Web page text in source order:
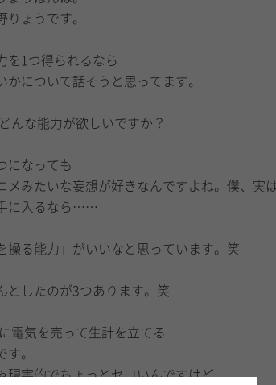
りょうです。
を1つ得られるなら
かについて話そうと思ってます。
んな能力が欲しいですか？
になっても
メみたいな妄想が好きなんですよね。僕、実
に入るなら……
操る能力」がいいなと思っています。笑
としたのが3つあります。笑
電気を売って生計を立てる
す。
現実的でちょっとセコいんですけど、